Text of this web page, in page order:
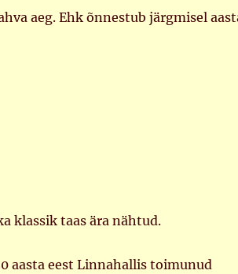
aeg. Ehk õnnestub järgmisel
klassik taas ära nähtud.
aasta eest Linnahallis toimunud